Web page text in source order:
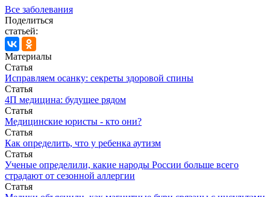
Все заболевания
Поделиться
статьей:
Материалы
Статья
Исправляем осанку: секреты здоровой спины
Статья
4П медицина: будущее рядом
Статья
Медицинские юристы - кто они?
Статья
Как определить, что у ребенка аутизм
Статья
Ученые определили, какие народы России больше всего
страдают от сезонной аллергии
Статья